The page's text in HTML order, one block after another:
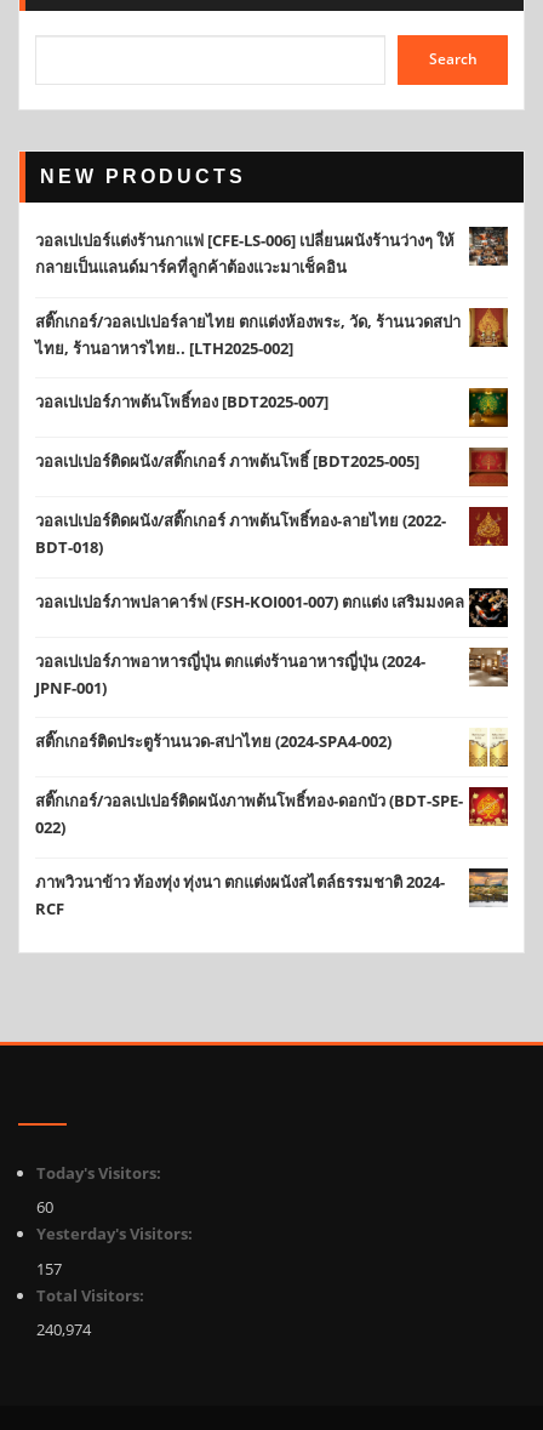
Search
NEW PRODUCTS
วอลเปเปอร์แต่งร้านกาแฟ [CFE-LS-006] เปลี่ยนผนังร้านว่างๆ ให้
กลายเป็นแลนด์มาร์คที่ลูกค้าต้องแวะมาเช็คอิน
สติ๊กเกอร์/วอลเปเปอร์ลายไทย ตกแต่งห้องพระ, วัด, ร้านนวดสปา
ไทย, ร้านอาหารไทย.. [LTH2025-002]
วอลเปเปอร์ภาพต้นโพธิ์ทอง [BDT2025-007]
วอลเปเปอร์ติดผนัง/สติ๊กเกอร์ ภาพต้นโพธิ์ [BDT2025-005]
วอลเปเปอร์ติดผนัง/สติ๊กเกอร์ ภาพต้นโพธิ์ทอง-ลายไทย (2022-
BDT-018)
วอลเปเปอร์ภาพปลาคาร์ฟ (FSH-KOI001-007) ตกแต่ง เสริมมงคล
วอลเปเปอร์ภาพอาหารญี่ปุ่น ตกแต่งร้านอาหารญี่ปุ่น (2024-
JPNF-001)
สติ๊กเกอร์ติดประตูร้านนวด-สปาไทย (2024-SPA4-002)
สติ๊กเกอร์/วอลเปเปอร์ติดผนังภาพต้นโพธิ์ทอง-ดอกบัว (BDT-SPE-
022)
ภาพวิวนาข้าว ท้องทุ่ง ทุ่งนา ตกแต่งผนังสไตล์ธรรมชาติ 2024-
RCF
Today's Visitors:
60
Yesterday's Visitors:
157
Total Visitors:
240,974